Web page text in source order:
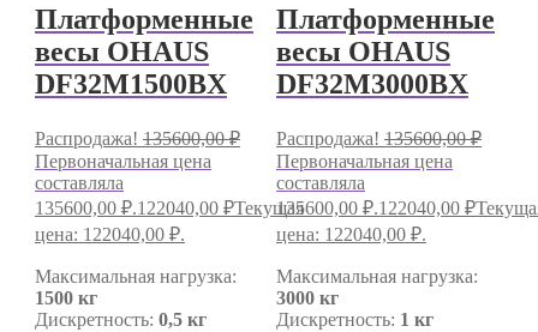
Платформенные
весы OHAUS
DF32M1500BX
Распродажа! 135600,00₽
Первоначальная цена
составляла
135600,00 ₽.122040,00 ₽Текущая
цена: 122040,00 ₽.
Максимальная нагрузка:
1500 кг
Дискретность: 0,5 кг
Платформенные
весы OHAUS
DF32M3000BX
Распродажа! 135600,00₽
Первоначальная цена
составляла
135600,00 ₽.122040,00 ₽
цена: 122040,00 ₽.
Максимальная нагрузка:
3000 кг
Дискретность: 1 кг